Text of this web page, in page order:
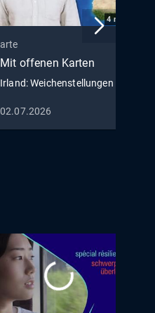
4min
arte
Mit offenen Karten
Irland: Weichenstellungen
02.07.2026